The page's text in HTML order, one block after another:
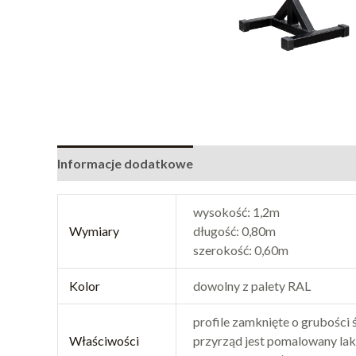
Informacje dodatkowe
Wymiary
wysokość: 1,2m
długość: 0,80m
szerokość: 0,60m
Kolor dowolny z palety RAL
Właściwości
profile zamknięte o grubości
przyrząd jest pomalowany